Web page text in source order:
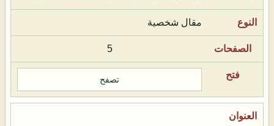
مقال شخصية
5
تصفح